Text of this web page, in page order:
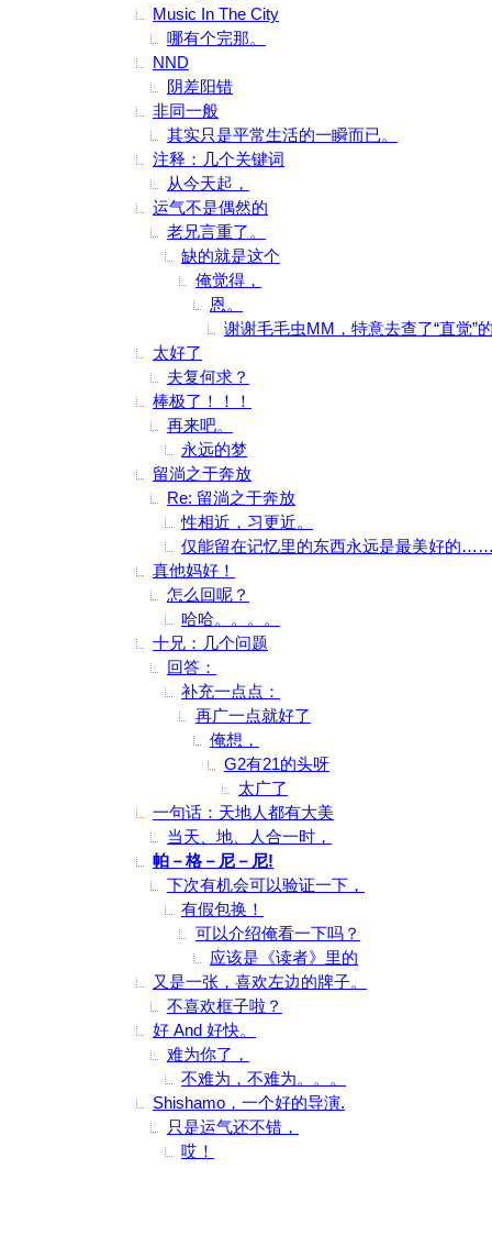
Music In The City
哪有个完那。
NND
阴差阳错
非同一般
其实只是平常生活的一瞬而已。
注释：几个关键词
从今天起，
运气不是偶然的
老兄言重了。
缺的就是这个
俺觉得，
恩。
谢谢毛毛虫MM，特意去查了“直觉”
太好了
夫复何求？
棒极了！！！
再来吧。
永远的梦
留淌之于奔放
Re: 留淌之于奔放
性相近，习更近。
仅能留在记忆里的东西永远是最美好的
真他妈好！
怎么回呢？
哈哈。。。。
十兄：几个问题
回答：
补充一点点：
再广一点就好了
俺想，
G2有21的头呀
太广了
一句话：天地人都有大美
当天、地、人合一时，
帕－格－尼－尼!
下次有机会可以验证一下，
有假包换！
可以介绍俺看一下吗？
应该是《读者》里的
又是一张，喜欢左边的牌子。
不喜欢框子啦？
好 And 好快。
难为你了，
不难为，不难为。。。
Shishamo，一个好的导演.
只是运气还不错，
哎！